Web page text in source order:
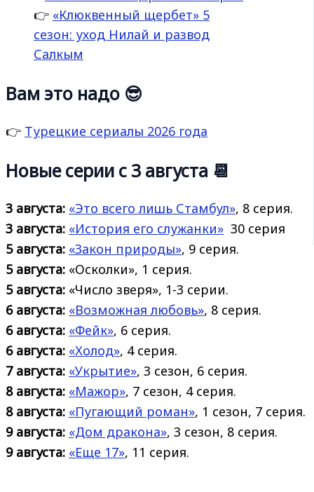
👉 «Клюквенный щербет» 5
сезон: уход Нилай и развод
Салкым
Вам это надо 😎
👉 Турецкие сериалы 2026 года
Новые серии с 3 августа 📆
3 августа: «Это всего лишь Стамбул», 8 серия.
3 августа: «История его служанки» 30 серия
5 августа: «Закон природы», 9 серия.
5 августа: «Осколки», 1 серия.
5 августа: «Число зверя», 1-3 серии.
6 августа: «Возможная любовь», 8 серия.
6 августа: «Фейк», 6 серия.
6 августа: «Холод», 4 серия.
7 августа: «Укрытие», 3 сезон, 6 серия.
8 августа: «Мажор», 7 сезон, 4 серия.
8 августа: «Пугающий роман», 1 сезон, 7 серия.
9 августа: «Дом дракона», 3 сезон, 8 серия.
9 августа: «Еще 17», 11 серия.